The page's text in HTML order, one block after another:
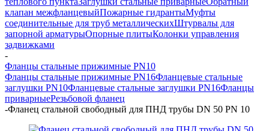
клапан межфланцевыйПожарные гидрантыМуфты
соединительные для труб металлическихШтурвалы для
запорной арматурыОпорные плитыКолонки управления
задвижками
-
Фланцы стальные прижимные PN10
Фланцы стальные прижимные PN16Фланцевые стальные
заглушки PN10Фланцевые стальные заглушки PN16Фланцы
приварныеРезьбовой фланец
-Фланец стальной свободный для ПНД трубы DN 50 PN 10